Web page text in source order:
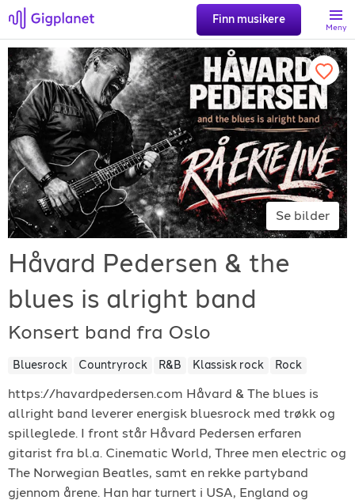
Finn musikere
Meny
Søk
Favoritter
Logg inn
Registrer artist
Gigplanet
For musiker
Support
Se bilder
Håvard Pedersen & the
blues is alright band
Konsert band fra Oslo
Bluesrock Countryrock R&B Klassisk rock Rock
https://havardpedersen.com Håvard & The blues is
allright band leverer energisk bluesrock med trøkk og
spilleglede. I front står Håvard Pedersen erfaren
gitarist fra bl.a. Cinematic World, Three men electric og
The Norwegian Beatles, samt en rekke partyband
gjennom årene. Han har turnert i USA, England og